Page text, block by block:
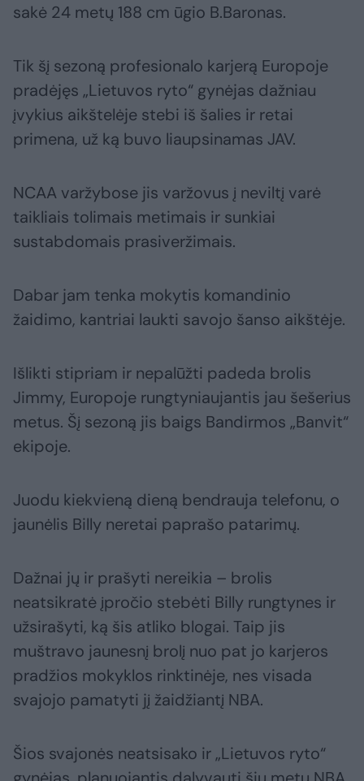
sakė 24 metų 188 cm ūgio B.Baronas.
Tik šį sezoną profesionalo karjerą Europoje
pradėjęs „Lietuvos ryto“ gynėjas dažniau
įvykius aikštelėje stebi iš šalies ir retai
primena, už ką buvo liaupsinamas JAV.
NCAA varžybose jis varžovus į neviltį varė
taikliais tolimais metimais ir sunkiai
sustabdomais prasiveržimais.
Dabar jam tenka mokytis komandinio
žaidimo, kantriai laukti savojo šanso aikštėje.
Išlikti stipriam ir nepalūžti padeda brolis
Jimmy, Europoje rungtyniaujantis jau šešerius
metus. Šį sezoną jis baigs Bandirmos „Banvit“
ekipoje.
Juodu kiekvieną dieną bendrauja telefonu, o
jaunėlis Billy neretai paprašo patarimų.
Dažnai jų ir prašyti nereikia – brolis
neatsikratė įpročio stebėti Billy rungtynes ir
užsirašyti, ką šis atliko blogai. Taip jis
muštravo jaunesnį brolį nuo pat jo karjeros
pradžios mokyklos rinktinėje, nes visada
svajojo pamatyti jį žaidžiantį NBA.
Šios svajonės neatsisako ir „Lietuvos ryto“